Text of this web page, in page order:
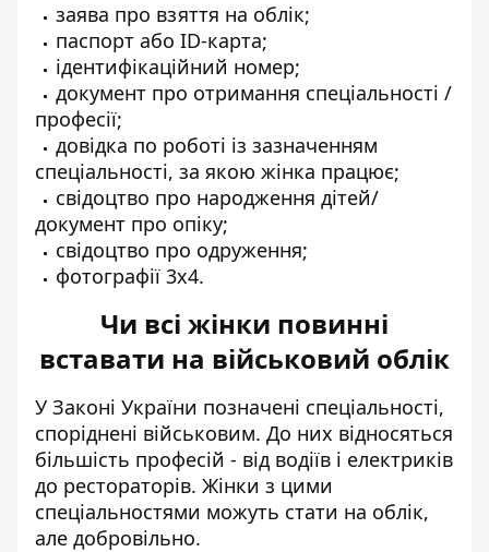
заява про взяття на облік;
паспорт або ID-карта;
ідентифікаційний номер;
документ про отримання спеціальності /
професії;
довідка по роботі із зазначенням
спеціальності, за якою жінка працює;
свідоцтво про народження дітей/
документ про опіку;
свідоцтво про одруження;
фотографії 3х4.
Чи всі жінки повинні
вставати на військовий облік
У Законі України позначені спеціальності,
споріднені військовим. До них відносяться
більшість професій - від водіїв і електриків
до рестораторів. Жінки з цими
спеціальностями можуть стати на облік,
але добровільно.